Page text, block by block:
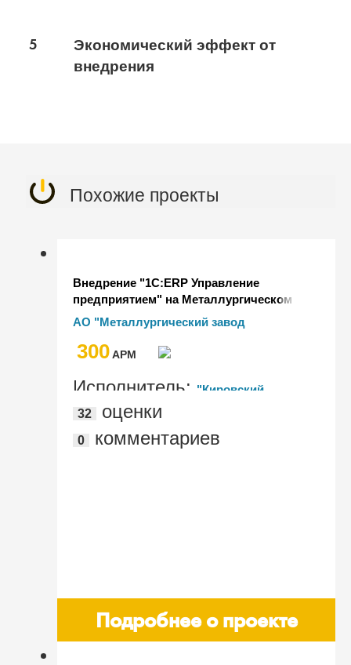
5
Экономический эффект от
внедрения
Похожие проекты
Внедрение "1С:ERP Управление
предприятием" на Металлургическом
заводе "Петросталь"
АО "Металлургический завод
300AРМ
Исполнитель: "Кировский
завод"
32 оценки
0 комментариев
Подробнее о проекте